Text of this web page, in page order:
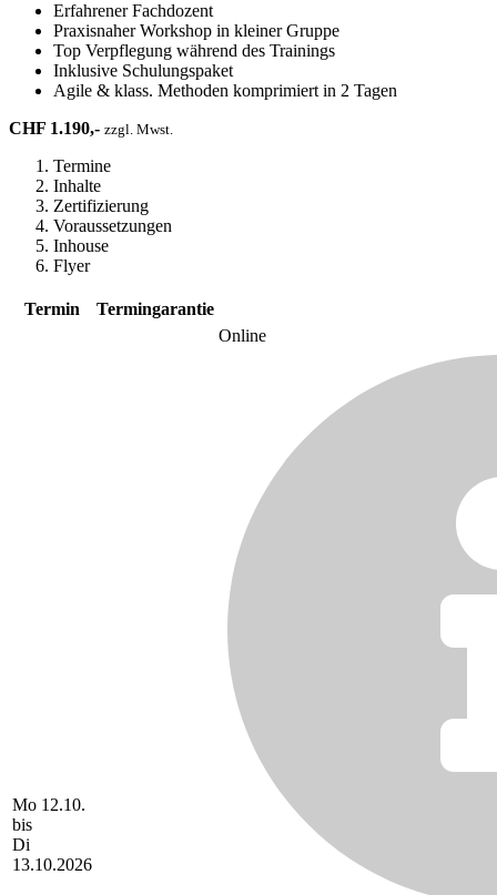
Erfahrener Fachdozent
Praxisnaher Workshop in kleiner Gruppe
Top Verpflegung während des Trainings
Inklusive Schulungspaket
Agile & klass. Methoden komprimiert in 2 Tagen
CHF 1.190,- zzgl. Mwst.
Termine
Inhalte
Zertifizierung
Voraussetzungen
Inhouse
Flyer
Termin Termingarantie
Mo 12.10.
bis
Di
13.10.2026
Online